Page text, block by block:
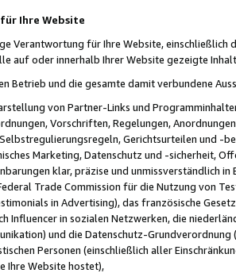
Ihre Website
Verantwortung für Ihre Website,
auf oder innerhalb Ihrer Website gezeigte
Betrieb und die gesamte damit verbundene
von Partner-Links und
Vorschriften, Regelungen,
Gerichtsurteilen und -
Marketing, Datenschutz und -sicherheit,
klar, präzise und unmissverständlich
Trade Commission für die Nutzung von
in Advertising), das französische
Influencer in sozialen Netzwerken, die
und die Datenschutz-
Personen (einschließlich aller
Ihre Website hostet),